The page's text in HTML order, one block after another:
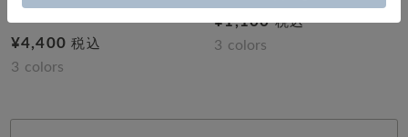
¥4,400税込
3 colors
¥1,100税込
3 colors